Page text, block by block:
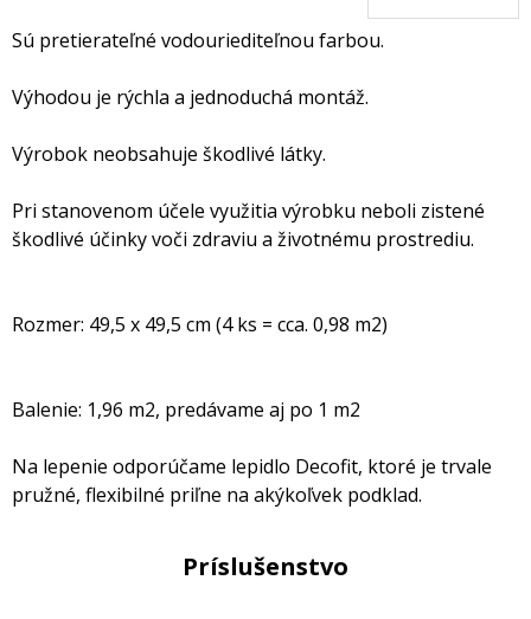
Sú pretierateľné vodouriediteľnou farbou.
Výhodou je rýchla a jednoduchá montáž.
Výrobok neobsahuje škodlivé látky.
Pri stanovenom účele využitia výrobku neboli zistené
škodlivé účinky voči zdraviu a životnému prostrediu.
Rozmer: 49,5 x 49,5 cm (4 ks = cca. 0,98 m2)
Balenie: 1,96 m2, predávame aj po 1 m2
Na lepenie odporúčame lepidlo Decofit, ktoré je trvale
pružné, flexibilné priľne na akýkoľvek podklad.
Príslušenstvo